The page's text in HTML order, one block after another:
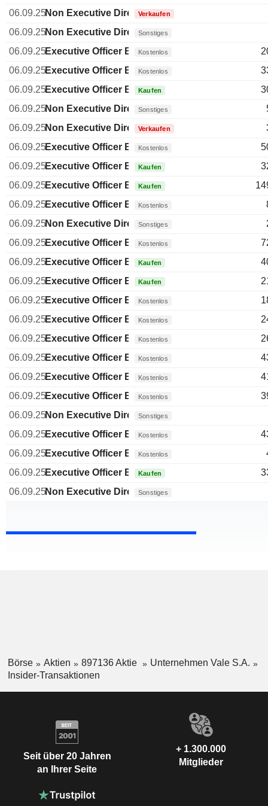
06.09.25Non Executive Director Brazilian
Verkaufen
06.09.25Non Executive Director Brazilian
Sonstiges
06.09.25Executive Officer Brazilian
Kostenlos
06.09.25Executive Officer Brazilian
Kostenlos
06.09.25Executive Officer Brazilian
Kaufen
06.09.25Non Executive Director Brazilian
Sonstiges
06.09.25Non Executive Director Brazilian
Verkaufen
06.09.25Executive Officer Brazilian
Kostenlos
06.09.25Executive Officer Brazilian
Kaufen
06.09.25Executive Officer Brazilian
Kaufen
06.09.25Executive Officer Brazilian
Kostenlos
06.09.25Non Executive Director Brazilian
Sonstiges
06.09.25Executive Officer Brazilian
Kostenlos
06.09.25Executive Officer Brazilian
Kaufen
06.09.25Executive Officer Brazilian
Kaufen
06.09.25Executive Officer Brazilian
Kostenlos
06.09.25Executive Officer Brazilian
Kostenlos
06.09.25Executive Officer Brazilian
Kostenlos
06.09.25Executive Officer Brazilian
Kostenlos
06.09.25Executive Officer Brazilian
Kostenlos
06.09.25Executive Officer Brazilian
Kostenlos
06.09.25Non Executive Director Brazilian
Sonstiges
06.09.25Executive Officer Brazilian
Kostenlos
06.09.25Executive Officer Brazilian
Kostenlos
06.09.25Executive Officer Brazilian
Kaufen
06.09.25Non Executive Director Brazilian
Sonstiges
Börse Aktien 897136 Aktie
Unternehmen Vale S.A.
Insider-Transaktionen
Seit über 20 Jahren
an Ihrer Seite
+ 1.300.000
Mitglieder